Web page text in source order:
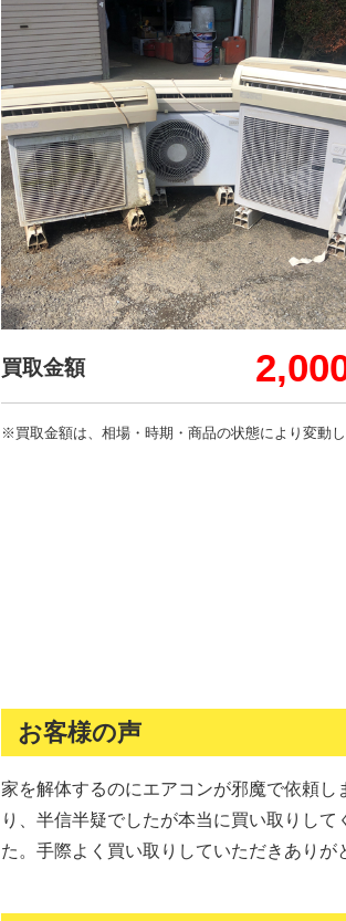
買取金額
※買取金額は、相場・時期・商品の状態により変動し
お客様の声
家を解体するのにエアコンが邪魔で依頼
り、半信半疑でしたが本当に買い取りし
た。手際よく買い取りしていただきありが